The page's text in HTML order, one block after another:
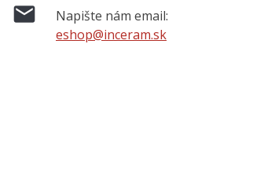

Napište nám email:
eshop@inceram.sk